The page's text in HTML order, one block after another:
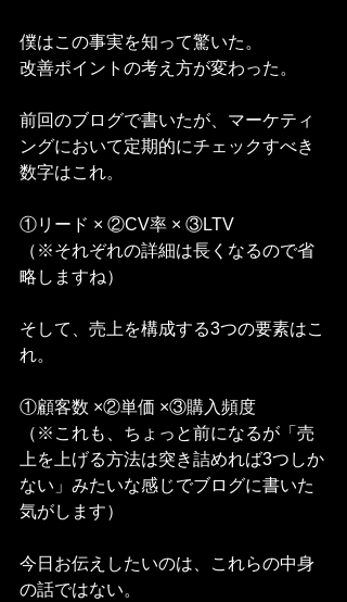
僕はこの事実を知って驚いた。
改善ポイントの考え方が変わった。
前回のブログで書いたが、マーケティ
ングにおいて定期的にチェックすべき
数字はこれ。
①リード × ②CV率 × ③LTV
（※それぞれの詳細は長くなるので省
略しますね）
そして、売上を構成する3つの要素はこ
れ。
①顧客数 ×②単価 ×③購入頻度
（※これも、ちょっと前になるが「売
上を上げる方法は突き詰めれば3つしか
ない」みたいな感じでブログに書いた
気がします）
今日お伝えしたいのは、これらの中身
の話ではない。